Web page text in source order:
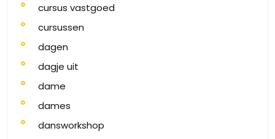
cursus vastgoed
cursussen
dagen
dagje uit
dame
dames
dansworkshop